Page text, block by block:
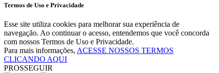
Termos de Uso e Privacidade
Esse site utiliza cookies para melhorar sua experiência de
navegação. Ao continuar o acesso, entendemos que você concorda
com nossos Termos de Uso e Privacidade.
Para mais informações, ACESSE NOSSOS TERMOS
CLICANDO AQUI
PROSSEGUIR